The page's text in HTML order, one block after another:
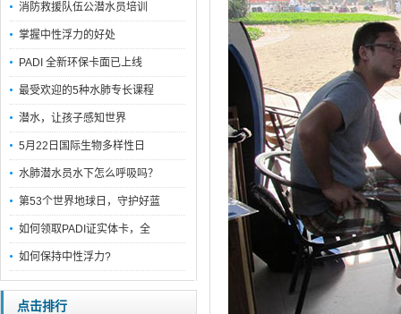
消防救援队伍公潜水员培训
掌握中性浮力的好处
PADI 全新环保卡面已上线
最受欢迎的5种水肺专长课程
潜水，让孩子感知世界
5月22日国际生物多样性日
水肺潜水员水下怎么呼吸吗？
第53个世界地球日，守护好蓝
如何领取PADI证实体卡，全
如何保持中性浮力?
点击排行